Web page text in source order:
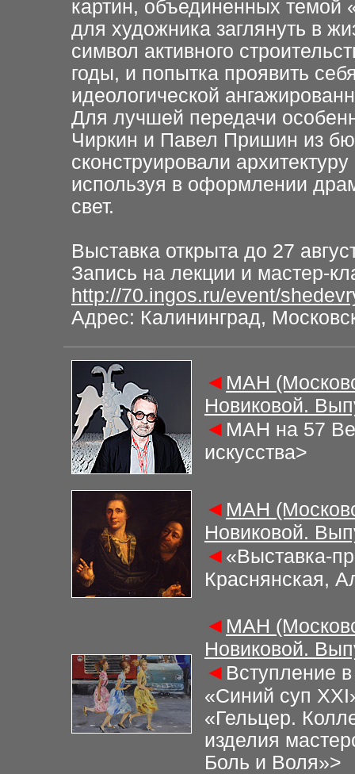
картин, объединенных темой
для художника заглянуть в
символ активного
годы, и попытка проявить
идеологической
Для лучшей передачи
Чиркин и Павел Пришин из
сконструировали
используя в оформлении
свет.
Выставка открыта до 27
Запись на лекции и мастер-
http://70.ingos.ru/event/
Адрес: Калининград,
◄ МАН
Новиковой.
◄ МАН на 57
искусства>
◄ МАН
Новиковой.
◄ «Выставка-
Краснянская,
◄ МАН
Новиковой.
◄ Вступление
«Синий суп
«Гельцер.
изделия
Боль и Воля»>